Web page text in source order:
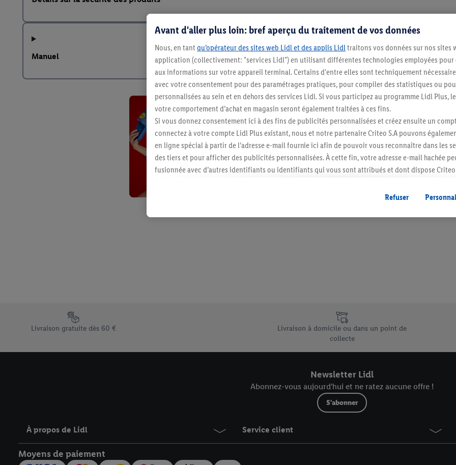
Manuel
Restez au
Abonnez-vous à la newsletter
S'abonner
Élément du pied de page avec les différents arguments de vente uniques de Lidl.be
Livraison gratuite dès 60 €
Livraison à domicile ou dans un point de
collecte
Newsletter Lidl
Abonnez-vous aujourd'hui et ne ratez aucune offre !
S'abonner
À propos de Lidl Service client
Moyens de paiement
Avant d'aller plus loin: bref aperçu du traitement de vos données
Nous, en tant qu’opérateur des sites web Lidl et des applis Lidl traitons vos données sur nos sites
application (collectivement: "services Lidl") en utilisant différentes technologies employées pour
aux informations sur votre appareil terminal. Certains d'entre elles sont techniquement
avec votre consentement pour des paramétrages pratiques, pour compiler des statistiques ou
personnalisées au sein et en dehors des services Lidl. Si vous participez au programme Lidl Plus,
votre comportement d’achat en magasin seront également traitées à ces fins.
Si vous donnez consentement ici à des fins de publicités personnalisées et créez ensuite un
connectez à votre compte Lidl Plus existant, nous et notre partenaire Criteo S.A pouvons
en ligne spécial à partir de l’adresse e-mail fournie ici afin de pouvoir vous reconnaître dans les
des tiers et pour afficher des publicités personnalisées. À cette fin, votre adresse e-mail hachée
fusionnée avec d’autres identifiants ou identifiants qui vous sont attribués et dont dispose Criteo
vous avez montré de l’intérêt (par exemple en plaçant le produit dans un panier d’un webshop
l’achat) peuvent également être affichées sur plusieurs apppareils et plusieurs services de Lidl si
plusieurs services de Lidl peuvent vous être attribués en utilisant votre adresse e-mail hachée et,
Refuser